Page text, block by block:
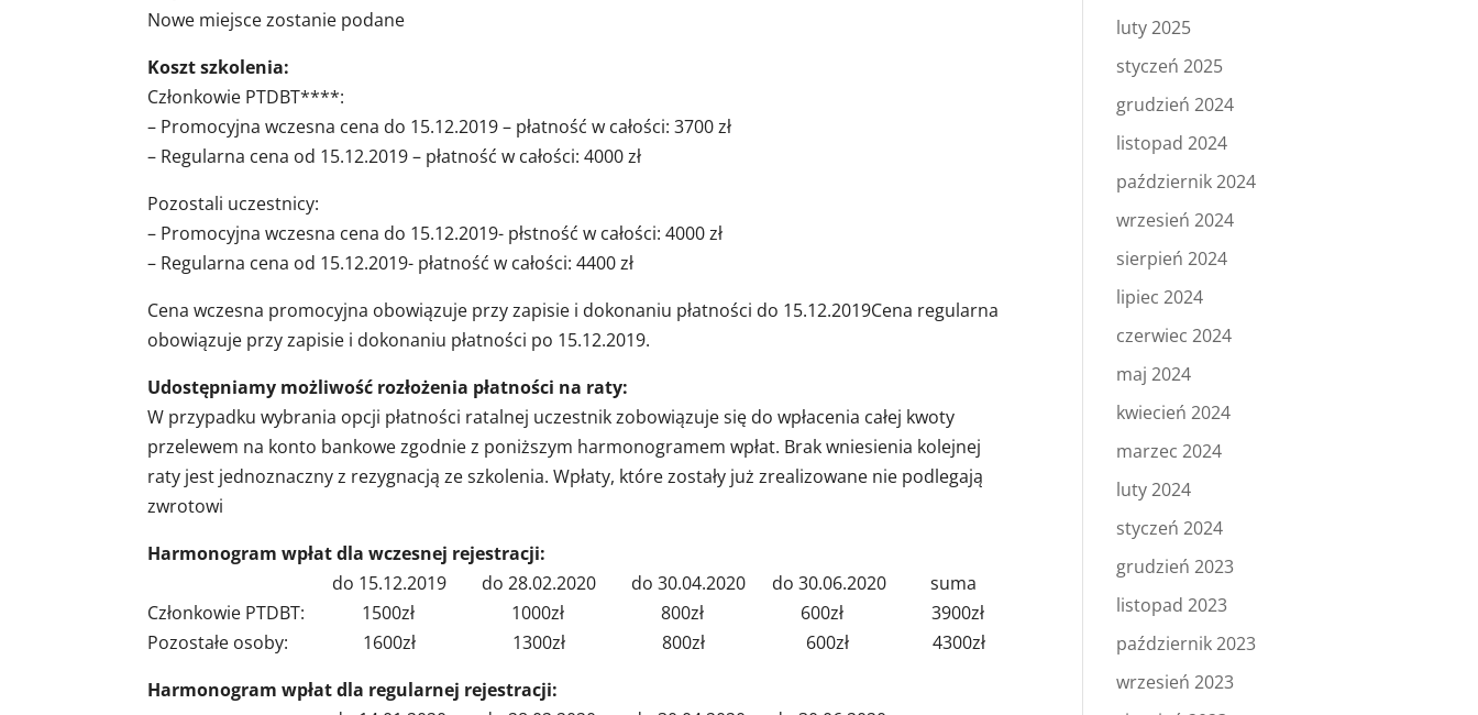
Nowe miejsce zostanie podane
Koszt szkolenia:
Członkowie PTDBT****:
– Promocyjna wczesna cena do 15.12.2019 – płatność w całości: 3700 zł
– Regularna cena od 15.12.2019 – płatność w całości: 4000 zł
Pozostali uczestnicy:
– Promocyjna wczesna cena do 15.12.2019- płstność w całości: 4000 zł
– Regularna cena od 15.12.2019- płatność w całości: 4400 zł
Cena wczesna promocyjna obowiązuje przy zapisie i dokonaniu płatności do 15.12.2019Cena regularna
obowiązuje przy zapisie i dokonaniu płatności po 15.12.2019.
Udostępniamy możliwość rozłożenia płatności na raty:
W przypadku wybrania opcji płatności ratalnej uczestnik zobowiązuje się do wpłacenia całej kwoty
przelewem na konto bankowe zgodnie z poniższym harmonogramem wpłat. Brak wniesienia kolejnej
raty jest jednoznaczny z rezygnacją ze szkolenia. Wpłaty, które zostały już zrealizowane nie podlegają
zwrotowi
Harmonogram wpłat dla wczesnej rejestracji:
do 15.12.2019 do 28.02.2020 do 30.04.2020 do 30.06.2020 suma
Członkowie PTDBT: 1500zł 1000zł 800zł 600zł 3900zł
Pozostałe osoby: 1600zł 1300zł 800zł 600zł 4300zł
Harmonogram wpłat dla regularnej rejestracji:
luty 2025
styczeń 2025
grudzień 2024
listopad 2024
październik 2024
wrzesień 2024
sierpień 2024
lipiec 2024
czerwiec 2024
maj 2024
kwiecień 2024
marzec 2024
luty 2024
styczeń 2024
grudzień 2023
listopad 2023
październik 2023
wrzesień 2023